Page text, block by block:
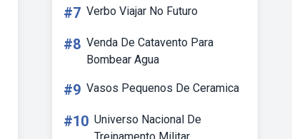
#7 Verbo Viajar No Futuro
#8 Venda De Catavento Para
Bombear Agua
#9 Vasos Pequenos De Ceramica
#10 Universo Nacional De